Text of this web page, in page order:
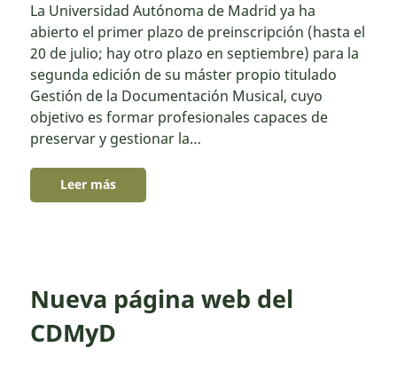
La Universidad Autónoma de Madrid ya ha
abierto el primer plazo de preinscripción (hasta el
20 de julio; hay otro plazo en septiembre) para la
segunda edición de su máster propio titulado
Gestión de la Documentación Musical, cuyo
objetivo es formar profesionales capaces de
preservar y gestionar la…
Leer más
Nueva página web del
CDMyD